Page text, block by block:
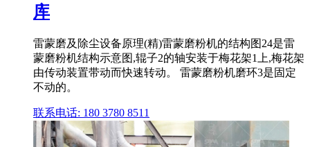
库
雷蒙磨及除尘设备原理(精)雷蒙磨粉机的结构图24是雷
蒙磨粉机结构示意图,辊子2的轴安装于梅花架1上,梅花架
由传动装置带动而快速转动。 雷蒙磨粉机磨环3是固定
不动的。
联系电话: 180 3780 8511